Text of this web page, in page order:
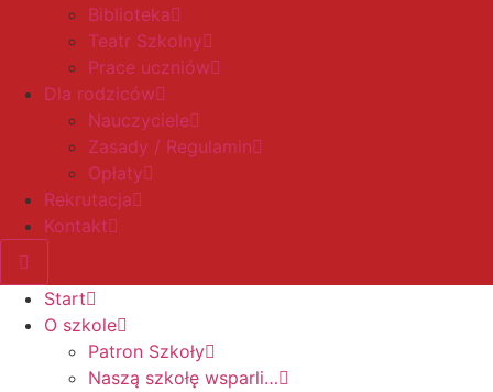
Biblioteka
Teatr Szkolny
Prace uczniów
Dla rodziców
Nauczyciele
Zasady / Regulamin
Opłaty
Rekrutacja
Kontakt
Start
O szkole
Patron Szkoły
Naszą szkołę wsparli…